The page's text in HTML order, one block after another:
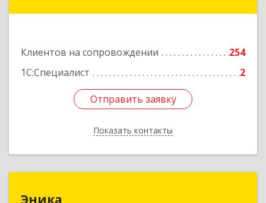
Клиентов на сопровождении
254
1С:Специалист
2
Отправить заявку
Показать контакты
Отправить заявку
Назад
Эника